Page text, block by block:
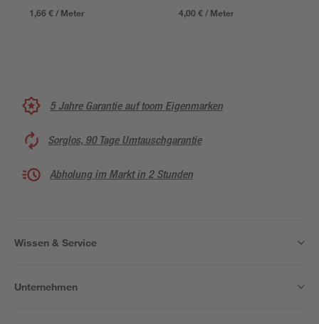
1,66 € / Meter 4,00 € / Meter
5 Jahre Garantie auf toom Eigenmarken
Sorglos, 90 Tage Umtauschgarantie
Abholung im Markt in 2 Stunden
Wissen & Service
Unternehmen